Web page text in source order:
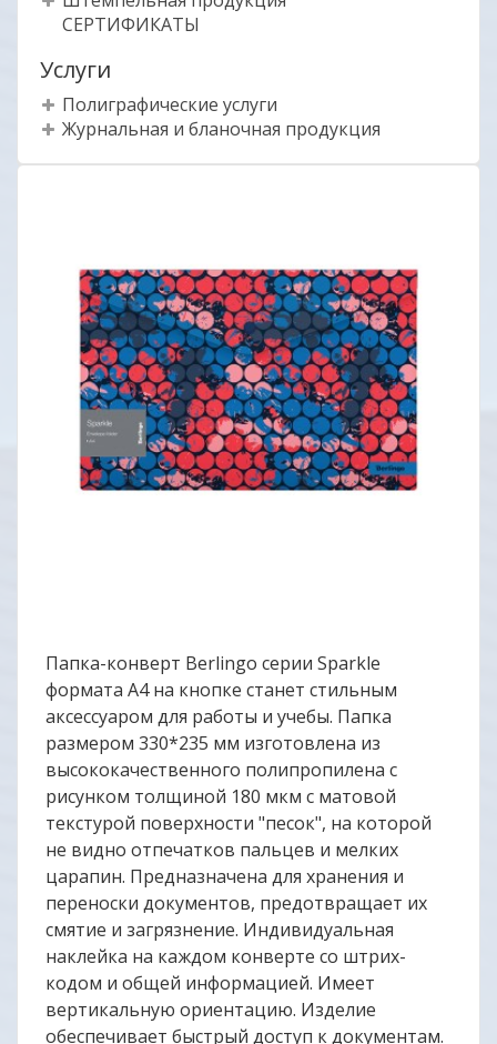
СЕРТИФИКАТЫ
Услуги
Полиграфические услуги
Журнальная и бланочная продукция
Папка-конверт Berlingo серии Sparkle
формата А4 на кнопке станет стильным
аксессуаром для работы и учебы. Папка
размером 330*235 мм изготовлена из
высококачественного полипропилена с
рисунком толщиной 180 мкм с матовой
текстурой поверхности "песок", на которой
не видно отпечатков пальцев и мелких
царапин. Предназначена для хранения и
переноски документов, предотвращает их
смятие и загрязнение. Индивидуальная
наклейка на каждом конверте со штрих-
кодом и общей информацией. Имеет
вертикальную ориентацию. Изделие
обеспечивает быстрый доступ к документам.